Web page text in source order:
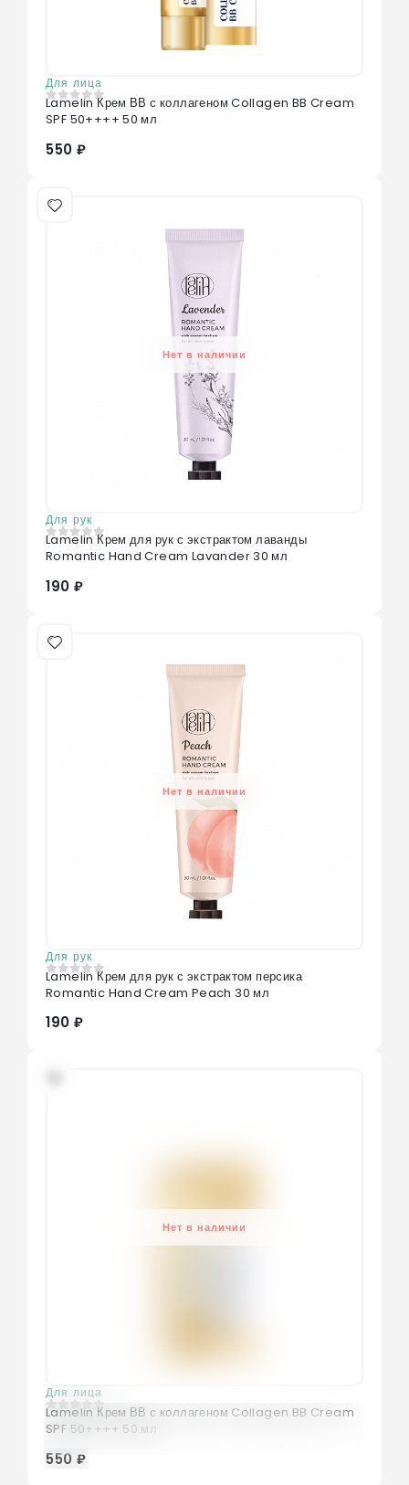
Для лица
0из 5
Lamelin Крем ВВ с коллагеном Collagen BB Cream
SPF 50++++ 50 мл
550 ₽
Нет в наличии
Для рук
0из 5
Lamelin Крем для рук с экстрактом лаванды
Romantic Hand Cream Lavander 30 мл
190 ₽
Нет в наличии
Для рук
0из 5
Lamelin Крем для рук с экстрактом персика
Romantic Hand Cream Peach 30 мл
190 ₽
Нет в наличии
Для лица
0из 5
Lamelin Крем ВВ с коллагеном Collagen BB Cream
SPF 50++++ 50 мл
550 ₽